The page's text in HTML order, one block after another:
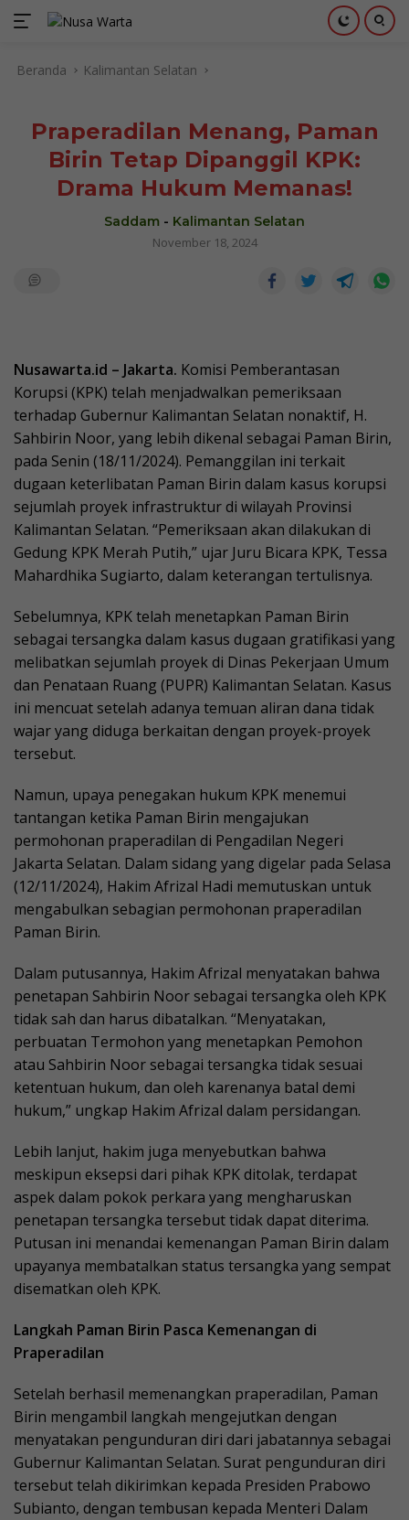
Beranda Kalimantan Selatan
Praperadilan Menang, Paman
Birin Tetap Dipanggil KPK:
Drama Hukum Memanas!
Saddam - Kalimantan Selatan
November 18, 2024
Nusawarta.id – Jakarta. Komisi Pemberantasan
Korupsi (KPK) telah menjadwalkan pemeriksaan
terhadap Gubernur Kalimantan Selatan nonaktif, H.
Sahbirin Noor, yang lebih dikenal sebagai Paman Birin,
pada Senin (18/11/2024). Pemanggilan ini terkait
dugaan keterlibatan Paman Birin dalam kasus korupsi
sejumlah proyek infrastruktur di wilayah Provinsi
Kalimantan Selatan. “Pemeriksaan akan dilakukan di
Gedung KPK Merah Putih,” ujar Juru Bicara KPK, Tessa
Mahardhika Sugiarto, dalam keterangan tertulisnya.
Sebelumnya, KPK telah menetapkan Paman Birin
sebagai tersangka dalam kasus dugaan gratifikasi yang
melibatkan sejumlah proyek di Dinas Pekerjaan Umum
dan Penataan Ruang (PUPR) Kalimantan Selatan. Kasus
ini mencuat setelah adanya temuan aliran dana tidak
wajar yang diduga berkaitan dengan proyek-proyek
tersebut.
Namun, upaya penegakan hukum KPK menemui
tantangan ketika Paman Birin mengajukan
permohonan praperadilan di Pengadilan Negeri
Jakarta Selatan. Dalam sidang yang digelar pada Selasa
(12/11/2024), Hakim Afrizal Hadi memutuskan untuk
mengabulkan sebagian permohonan praperadilan
Paman Birin.
Dalam putusannya, Hakim Afrizal menyatakan bahwa
penetapan Sahbirin Noor sebagai tersangka oleh KPK
tidak sah dan harus dibatalkan. “Menyatakan,
perbuatan Termohon yang menetapkan Pemohon
atau Sahbirin Noor sebagai tersangka tidak sesuai
ketentuan hukum, dan oleh karenanya batal demi
hukum,” ungkap Hakim Afrizal dalam persidangan.
Lebih lanjut, hakim juga menyebutkan bahwa
meskipun eksepsi dari pihak KPK ditolak, terdapat
aspek dalam pokok perkara yang mengharuskan
penetapan tersangka tersebut tidak dapat diterima.
Putusan ini menandai kemenangan Paman Birin dalam
upayanya membatalkan status tersangka yang sempat
disematkan oleh KPK.
Langkah Paman Birin Pasca Kemenangan di
Praperadilan
Setelah berhasil memenangkan praperadilan, Paman
Birin mengambil langkah mengejutkan dengan
menyatakan pengunduran diri dari jabatannya sebagai
Gubernur Kalimantan Selatan. Surat pengunduran diri
tersebut telah dikirimkan kepada Presiden Prabowo
Subianto, dengan tembusan kepada Menteri Dalam